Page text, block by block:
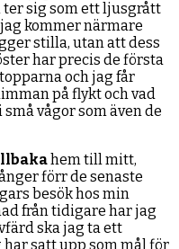
sig som ett ljusgrått
kommer närmare
stilla, utan att dess
har precis de första
och jag får
på flykt och vad
vågor som även de
hem till mitt,
förr de senaste
besök hos min
från tidigare har jag
ska jag ta ett
satt upp som mål för